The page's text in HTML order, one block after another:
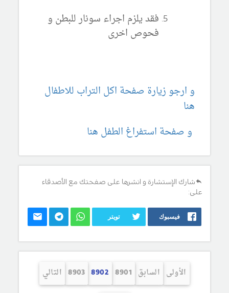
فقد يلزم اجراء سونار للبطن و
فحوص اخرى
و ارجو زيارة صفحة اكل التراب للاطفال
هنا
و صفحة استفراغ الطفل هنا
شارك الإستشارة و انشرها على صفحتك مع الأصدقاء
على:
فيسبوك تويتر
الأولى السابق 8901
8902
8903 التالي